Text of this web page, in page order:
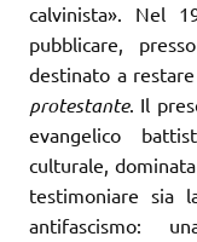
calvinista». Nel
pubblicare,
destinato a
protestante. Il
evangelico
culturale,
testimoniare sia
antifascismo: